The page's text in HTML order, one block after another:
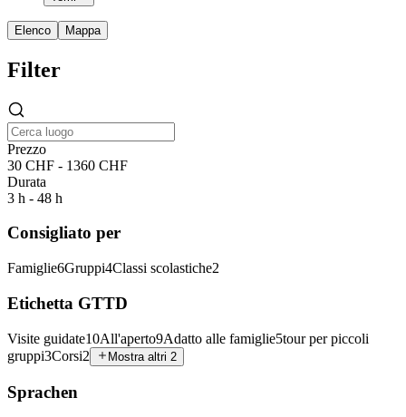
Elenco Mappa
Filter
Prezzo
30 CHF - 1360 CHF
Durata
3 h - 48 h
Consigliato per
Famiglie6Gruppi4Classi scolastiche2
Etichetta GTTD
Visite guidate10All'aperto9Adatto alle famiglie5tour per piccoli
gruppi3Corsi2 Mostra altri 2
Sprachen